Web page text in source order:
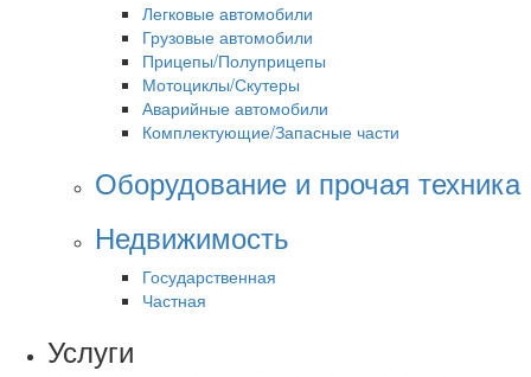
Легковые автомобили
Грузовые автомобили
Прицепы/Полуприцепы
Мотоциклы/Скутеры
Аварийные автомобили
Комплектующие/Запасные части
Оборудование и прочая техника
Недвижимость
Государственная
Частная
Услуги